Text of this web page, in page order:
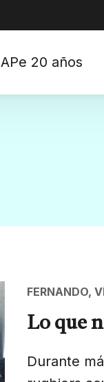
APe 20 años
FERNANDO,
Lo que
Durante